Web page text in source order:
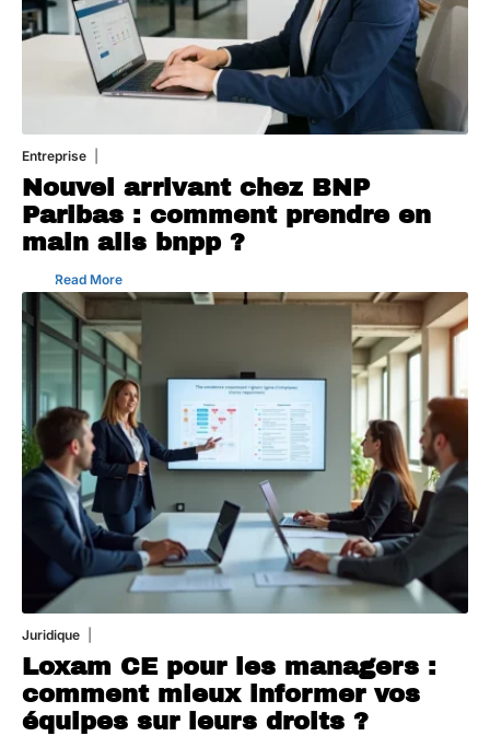
Entreprise
Nouvel arrivant chez BNP
Paribas : comment prendre en
main alis bnpp ?
Read More
Juridique
Loxam CE pour les managers :
comment mieux informer vos
équipes sur leurs droits ?